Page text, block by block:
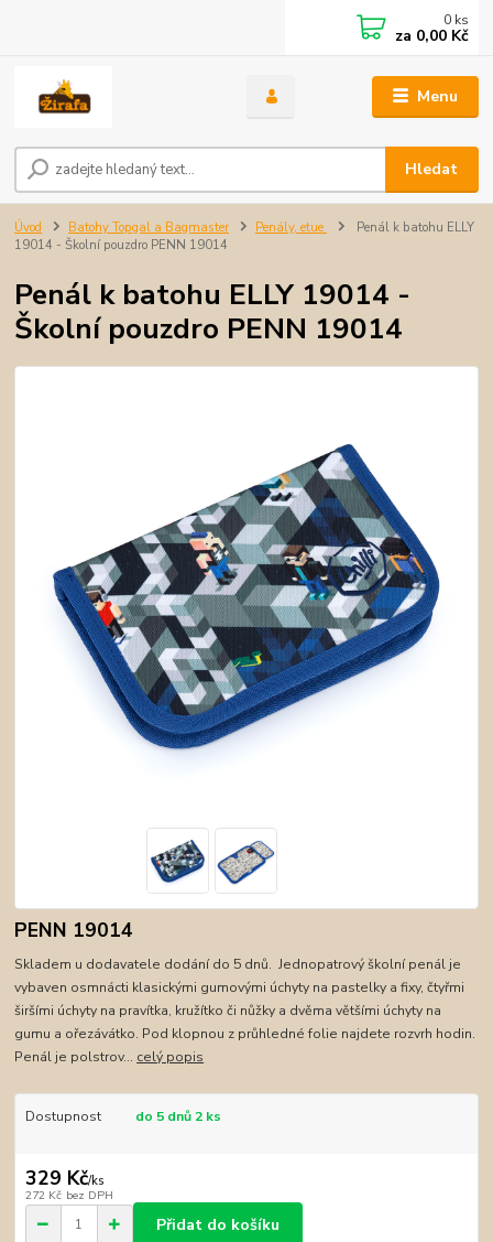
Menu
Hledat
0 ks
za 0,00 Kč
Úvod Batohy Topgal a Bagmaster Penály, etue
Penál k batohu ELLY
19014 - Školní pouzdro PENN 19014
Penál k batohu ELLY 19014 -
Školní pouzdro PENN 19014
PENN 19014
Skladem u dodavatele dodání do 5 dnů. Jednopatrový školní penál je
vybaven osmnácti klasickými gumovými úchyty na pastelky a fixy, čtyřmi
širšími úchyty na pravítka, kružítko či nůžky a dvěma většími úchyty na
gumu a ořezávátko. Pod klopnou z průhledné folie najdete rozvrh hodin.
Penál je polstrov... celý popis
Dostupnost do 5 dnů 2 ks
329 Kč/ks
272 Kč bez DPH
Přidat do košíku